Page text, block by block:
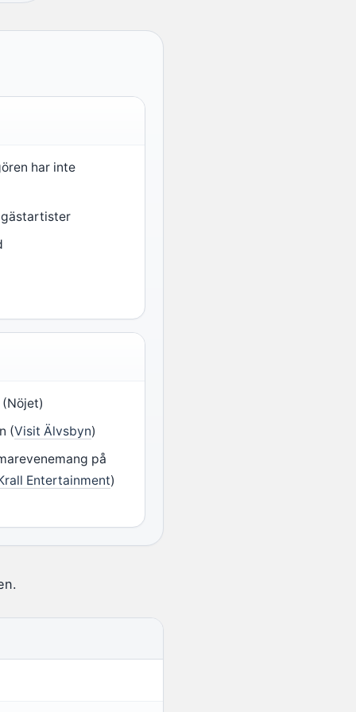
har inte
gästartister
(Visit Älvsbyn)
på
Entertainment)